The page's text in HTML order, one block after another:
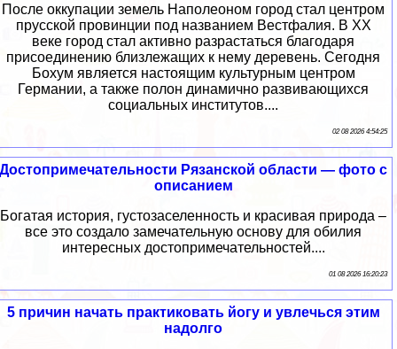
После оккупации земель Наполеоном город стал центром
прусской провинции под названием Вестфалия. В XX
веке город стал активно разрастаться благодаря
присоединению близлежащих к нему деревень. Сегодня
Бохум является настоящим культурным центром
Германии, а также полон динамично развивающихся
социальных институтов....
02 08 2026 4:54:25
Достопримечательности Рязанской области — фото с
описанием
Богатая история, густозаселенность и красивая природа –
все это создало замечательную основу для обилия
интересных достопримечательностей....
01 08 2026 16:20:23
5 причин начать практиковать йогу и увлечься этим
надолго